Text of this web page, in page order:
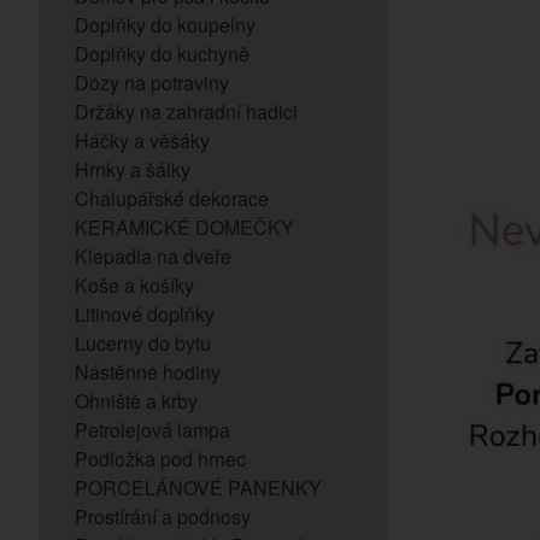
Doplňky do koupelny
Doplňky do kuchyně
Dózy na potraviny
Držáky na zahradní hadici
Háčky a věšáky
Hrnky a šálky
Chalupářské dekorace
KERAMICKÉ DOMEČKY
Klepadla na dveře
Koše a košíky
Litinové doplňky
Lucerny do bytu
Nástěnné hodiny
Ohniště a krby
Petrolejová lampa
Podložka pod hrnec
PORCELÁNOVÉ PANENKY
Prostírání a podnosy